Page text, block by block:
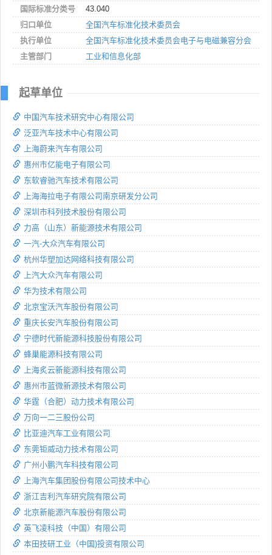
国际标准分类号
43.040
归口单位
全国汽车标准化技术委员会
执行单位
全国汽车标准化技术委员会电子与电磁兼容分会
主管部门
工业和信息化部
起草单位
中国汽车技术研究中心有限公司
泛亚汽车技术中心有限公司
上海蔚来汽车有限公司
惠州市亿能电子有限公司
东软睿驰汽车技术有限公司
上海海拉电子有限公司南京研发分公司
深圳市科列技术股份有限公司
力高（山东）新能源技术有限公司
一汽-大众汽车有限公司
杭州华塑加达网络科技有限公司
上汽大众汽车有限公司
华为技术有限公司
北京宝沃汽车股份有限公司
重庆长安汽车股份有限公司
宁德时代新能源科技股份有限公司
蜂巢能源科技有限公司
上海炙云新能源科技有限公司
惠州市蓝微新源技术有限公司
华霆（合肥）动力技术有限公司
万向一二三股份公司
比亚迪汽车工业有限公司
东莞钜威动力技术有限公司
广州小鹏汽车科技有限公司
上海汽车集团股份有限公司技术中心
浙江吉利汽车研究院有限公司
北京新能源汽车股份有限公司
英飞凌科技（中国）有限公司
本田技研工业（中国)投资有限公司